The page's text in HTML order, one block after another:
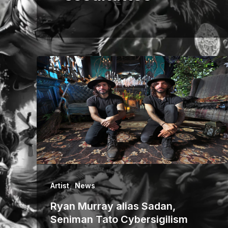
Artist,News
Ryan Murray alias Sadan,
Seniman Tato Cybersigilism